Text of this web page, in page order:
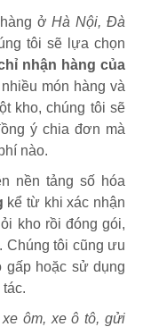
hàng ởHà Nội, Đà
tôi sẽ lựa chọn
nhận hàng của
món hàng và
kho, chúng tôi sẽ
ý chia đơn mà
nào.
nền tảng số hóa
kể từ khi xác nhận
kho rồi đóng gói,
. Chúng tôi cũng ưu
gấp hoặc sử dụng
xe ôm, xe ô tô, gửi